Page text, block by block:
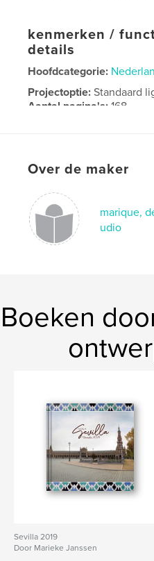
kenmerken /
details
Hoofdcategorie:
Projectoptie:Standaard
Aantal pagina's:168
Over de maker
marique,
udio
Boeken
Sevilla 2019
Door Marieke Janssen